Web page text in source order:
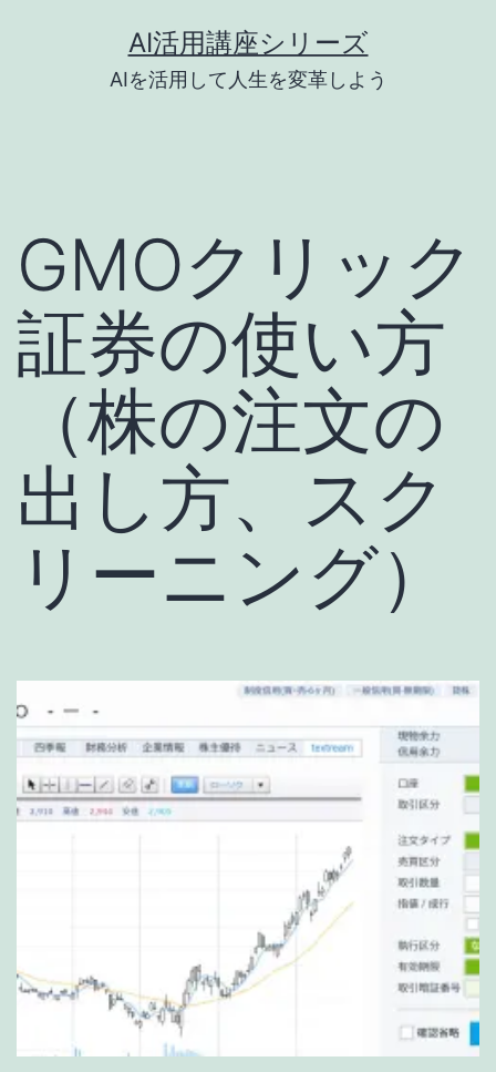
ッ
プ
AI活用講座シリーズ
AIを活用して人生を変革しよう
GMOクリック
証券の使い方
（株の注文の
出し方、スク
リーニング）